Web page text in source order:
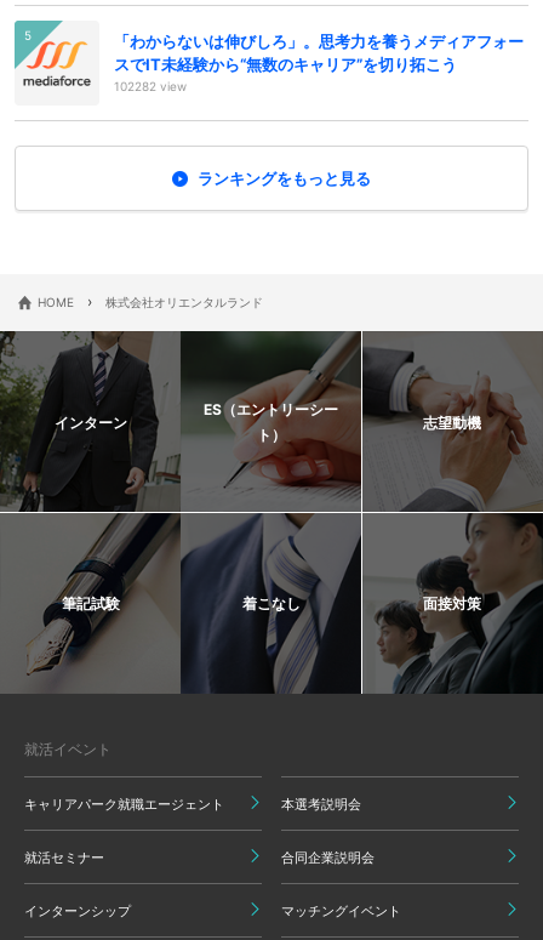
「わからないは伸びしろ」。思考力を養うメディアフォー
スでIT未経験から“無数のキャリア”を切り拓こう
102282 view
ランキングをもっと見る
HOME › 株式会社オリエンタルランド
インターン
ES（エントリーシー
ト）
志望動機
筆記試験 着こなし 面接対策
就活イベント
キャリアパーク就職エージェント 本選考説明会
就活セミナー 合同企業説明会
インターンシップ マッチングイベント